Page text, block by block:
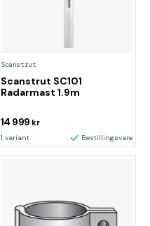
Scanstrut
Scanstrut SC101
Radarmast 1.9m
14 999 kr
1 variant Bestillingsvare